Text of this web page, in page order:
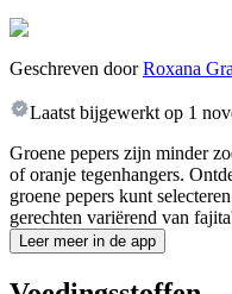
Geschreven door Roxana
Laatst bijgewerkt op 1
Groene pepers zijn minder
of oranje tegenhangers.
groene pepers kunt
gerechten variërend van
Leer meer in de app